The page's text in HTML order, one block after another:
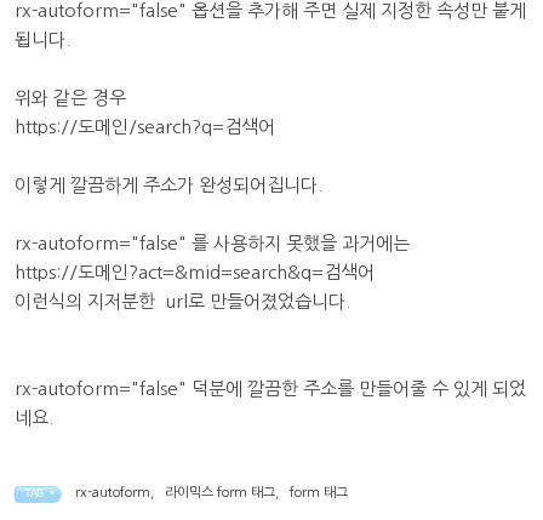
rx-autoform="false" 옵션을 추가해 주면 실제 지정한 속성만 붙게
됩니다.
위와 같은 경우
https://도메인/search?q=검색어
이렇게 깔끔하게 주소가 완성되어집니다.
rx-autoform="false" 를 사용하지 못했을 과거에는
https://도메인?act=&mid=search&q=검색어
이런식의 지저분한 url로 만들어졌었습니다.
rx-autoform="false" 덕분에 깔끔한 주소를 만들어줄 수 있게 되었
네요.
TAG • rx-autoform 라이믹스 form 태그 form 태그